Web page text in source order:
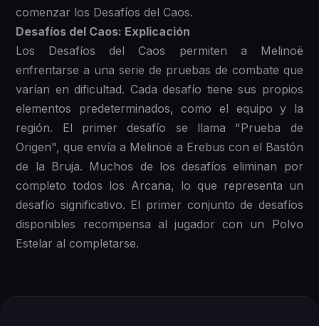
comenzar los Desafíos del Caos.
Desafíos del Caos: Explicación
Los Desafíos del Caos permiten a Melinoë
enfrentarse a una serie de pruebas de combate que
varían en dificultad. Cada desafío tiene sus propios
elementos predeterminados, como el equipo y la
región. El primer desafío se llama "Prueba de
Origen", que envía a Melinoë a Erebus con el Bastón
de la Bruja. Muchos de los desafíos eliminan por
completo todos los Arcana, lo que representa un
desafío significativo. El primer conjunto de desafíos
disponibles recompensa al jugador con un Polvo
Estelar al completarse.